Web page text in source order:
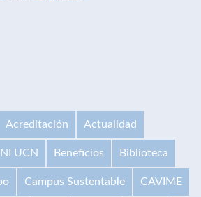
Acreditación Actualidad
UCN Beneficios Biblioteca
Campus Sustentable CAVIME